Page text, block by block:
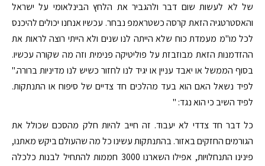
של לא לעשות שום דבר ולהגביר את הלחץ הבינלאומי על ישראל
והאסטרטגיה הזאת קרסה כשטראמפ נבחר. עכשיו אנחנו יכולים להיכנס
לכל מו"מ מעמדת כוח שלא הייתה לנו שנים ולא הייתי רוצה לראות את
ההזדמנות הזאת מבוזבזת על פוליטיקה פנימית וזה מה שקורה עכשיו.
בסוף הממשל או יאבד עניין או יגיד לנו לחזור כשיש לנו מדיניות ברורה."
לפיד נשאל האם הוא בעד מהלכים חד צדיים של סיפוח או התנתקות.
לפיד השיב כי הוא נגד: "
כל דבר חד צדדי לא יעבוד. זה חייב להיות חלק מהסכם שכולל את
הגורמים החזקים באזור. בהתנתקות עשינו כל מה שהעולם ביקש מאתנו,
פינינו התנחלויות, אפילו השארנו 3000 חממות להתחיל לבנות כלכלה